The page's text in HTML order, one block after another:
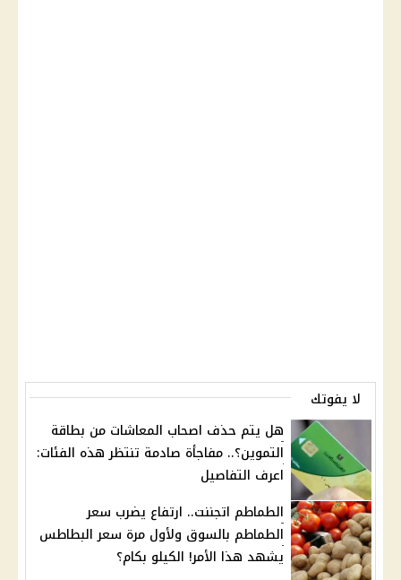
لا يفوتك
هل يتم حذف اصحاب المعاشات من بطاقة
التموين؟.. مفاجأة صادمة تنتظر هذه الفئات:
اعرف التفاصيل
الطماطم اتجننت.. ارتفاع يضرب سعر
الطماطم بالسوق ولأول مرة سعر البطاطس
يشهد هذا الأمر! الكيلو بكام؟